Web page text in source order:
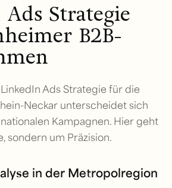
Strategie
B2B-
Ads Strategie für die
Neckar unterscheidet sich
Kampagnen. Hier geht
sondern um Präzision.
in der Metropolregion